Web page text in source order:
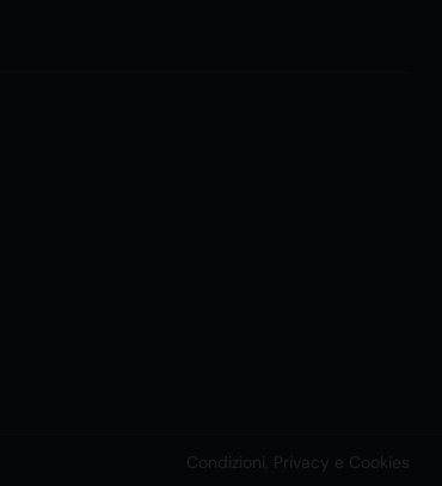
Condizioni, Privacy e Cookies